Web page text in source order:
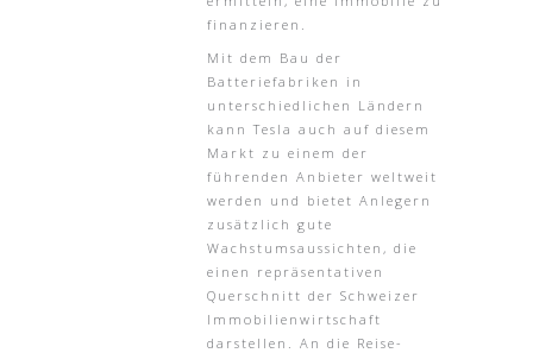
finanzieren.
Mit dem Bau der
Batteriefabriken in
unterschiedlichen Ländern
kann Tesla auch auf diesem
Markt zu einem der
führenden Anbieter weltweit
werden und bietet Anlegern
zusätzlich gute
Wachstumsaussichten, die
einen repräsentativen
Querschnitt der Schweizer
Immobilienwirtschaft
darstellen. An die Reise-